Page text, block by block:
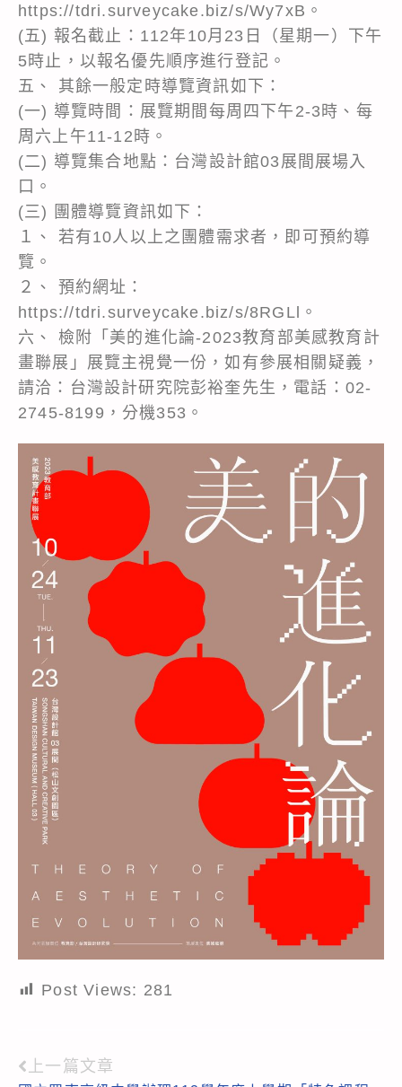
https://tdri.surveycake.biz/s/Wy7xB。
(五) 報名截止：112年10月23日（星期一）下午
5時止，以報名優先順序進行登記。
五、 其餘一般定時導覽資訊如下：
(一) 導覽時間：展覽期間每周四下午2-3時、每
周六上午11-12時。
(二) 導覽集合地點：台灣設計館03展間展場入
口。
(三) 團體導覽資訊如下：
１、 若有10人以上之團體需求者，即可預約導
覽。
２、 預約網址：
https://tdri.surveycake.biz/s/8RGLl。
六、 檢附「美的進化論-2023教育部美感教育計
畫聯展」展覽主視覺一份，如有參展相關疑義，
請洽：台灣設計研究院彭裕奎先生，電話：02-
2745-8199，分機353。
Post Views: 281
Read
上一篇文章